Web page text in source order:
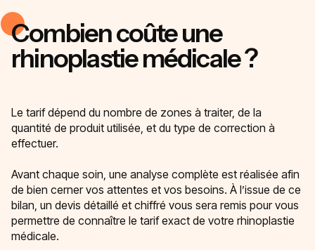
Combien coûte une
rhinoplastie médicale ?
Le tarif dépend du nombre de zones à traiter, de la
quantité de produit utilisée, et du type de correction à
effectuer.
Avant chaque soin, une analyse complète est réalisée afin
de bien cerner vos attentes et vos besoins. À l’issue de ce
bilan, un devis détaillé et chiffré vous sera remis pour vous
permettre de connaître le tarif exact de votre rhinoplastie
médicale.